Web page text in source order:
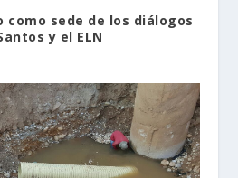
como sede de los diálogos
y el ELN